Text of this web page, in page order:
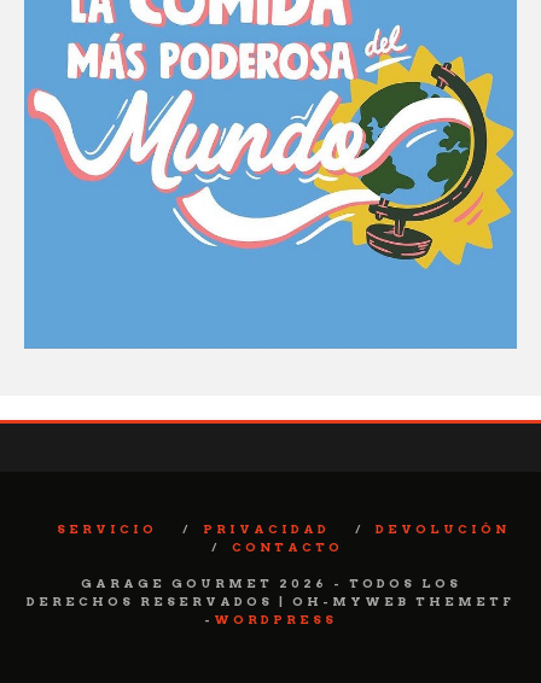
SERVICIO PRIVACIDAD
DEVOLUCIÓN
CONTACTO
GARAGE GOURMET 2026 - TODOS LOS
DERECHOS RESERVADOS | OH-MYWEB THEMETF
- WORDPRESS